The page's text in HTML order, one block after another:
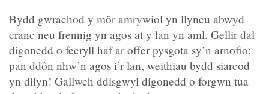
Bydd gwrachod y môr amrywiol yn llyncu abwyd
cranc neu frennig yn agos at y lan yn aml. Gellir dal
digonedd o fecryll haf ar offer pysgota sy’n arnofio;
pan ddôn nhw’n agos i’r lan, weithiau bydd siarcod
yn dilyn! Gallwch ddisgwyl digonedd o forgwn tua